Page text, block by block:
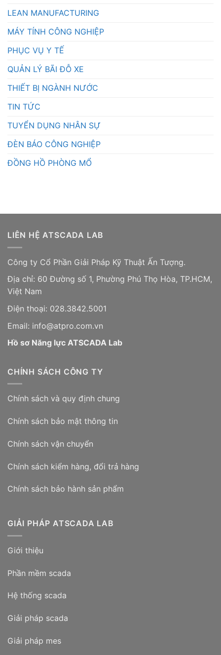
LEAN MANUFACTURING
MÁY TÍNH CÔNG NGHIỆP
PHỤC VỤ Y TẾ
QUẢN LÝ BÃI ĐỖ XE
THIẾT BỊ NGÀNH NƯỚC
TIN TỨC
TUYỂN DỤNG NHÂN SỰ
ĐÈN BÁO CÔNG NGHIỆP
ĐỒNG HỒ PHÒNG MỔ
LIÊN HỆ ATSCADA LAB
Công ty Cổ Phần Giải Pháp Kỹ Thuật Ấn Tượng.
Địa chỉ: 60 Đường số 1, Phường Phú Thọ Hòa, TP.HCM,
Việt Nam
Điện thoại: 028.3842.5001
Email: info@atpro.com.vn
Hồ sơ Năng lực ATSCADA Lab
CHÍNH SÁCH CÔNG TY
Chính sách và quy định chung
Chính sách bảo mật thông tin
Chính sách vận chuyển
Chính sách kiểm hàng, đổi trả hàng
Chính sách bảo hành sản phẩm
GIẢI PHÁP ATSCADA LAB
Giới thiệu
Phần mềm scada
Hệ thống scada
Giải pháp scada
Giải pháp mes